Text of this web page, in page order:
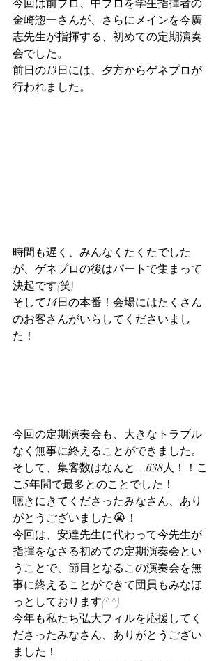
今回は前プロ、中プロを学生指揮者の
金崎惣一さんが、さらにメインを今廣
志先生が指揮する、初めての定期演奏
会でした。
前日の13日には、夕方からゲネプロが
行われました。
時間も遅く、みんなくたくたでした
が、ゲネプロの後はパートで集まって
決起です(笑)
そして14日の本番！会場にはたくさん
のお客さんがいらしてくださいまし
た！
今回の定期演奏会も、大きなトラブル
なく無事に終えることができました。
そして、集客数はなんと…638人！！こ
こ5年間で最多とのことでした！
聴きにきてくださったみなさん、あり
がとうございました😭！
今回は、安達先生に代わって今先生が
指揮をなさる初めての定期演奏会とい
うことで、節目となるこの演奏会を無
事に終えることができて団員もみなほ
っとしております(^^)
今年も私たち弘大フィルを応援してく
ださったみなさん、ありがとうござい
ました！